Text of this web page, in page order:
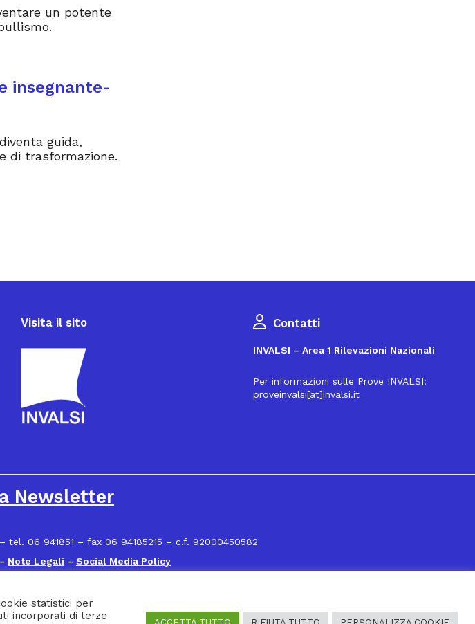
un potente
insegnante-
guida,
di trasformazione.
Visita il sito Contatti
INVALSI – Area 1 Rilevazioni Nazionali
Per informazioni sulle Prove INVALSI:
proveinvalsi[at]invalsi.it
Newsletter
tel. 06 941851 – fax 06 94185215 – c.f. 92000450582
– Note Legali – Social Media Policy
statistici per
incorporati di terze
ACCETTA TUTTO RIFIUTA TUTTO PERSONALIZZA COOKIE